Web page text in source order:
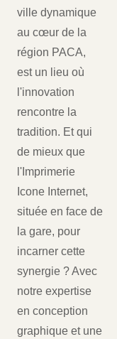
ville dynamique
au cœur de la
région PACA,
est un lieu où
l'innovation
rencontre la
tradition. Et qui
de mieux que
l'Imprimerie
Icone Internet,
située en face de
la gare, pour
incarner cette
synergie ? Avec
notre expertise
en conception
graphique et une